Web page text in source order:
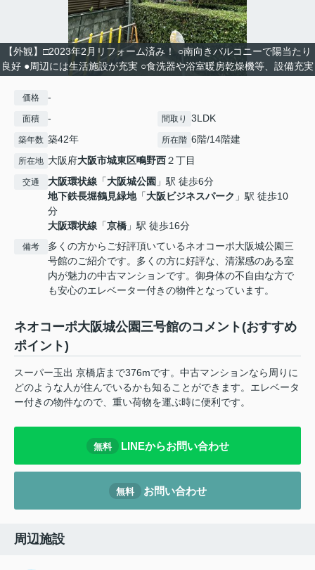
【外観】□2023年2月リフォーム済み！ ○南向きバルコニーで陽当たり
良好 ●周辺には生活施設が充実 ○食洗器や浴室暖房乾燥機等、設備充実
価格 -
面積 - 間取り 3LDK
築年数 築42年 所在階 6階/14階建
所在地 大阪府大阪市城東区鴫野西２丁目
交通 大阪環状線 「大阪城公園 」駅 徒歩6分
地下鉄長堀鶴見緑地「大阪ビジネスパーク 」駅 徒歩10
分
大阪環状線 「京橋 」駅 徒歩16分
備考
多くの方からご好評頂いているネオコーポ大阪城公園三
号館のご紹介です。多くの方に好評な、清潔感のある室
内が魅力の中古マンションです。御身体の不自由な方で
も安心のエレベーター付きの物件となっています。
ネオコーポ大阪城公園三号館のコメント(おすすめ
ポイント)
スーパー玉出 京橋店まで376mです。中古マンションなら周りに
どのような人が住んでいるかも知ることができます。エレベータ
ー付きの物件なので、重い荷物を運ぶ時に便利です。
無料 LINEからお問い合わせ
無料 お問い合わせ
周辺施設